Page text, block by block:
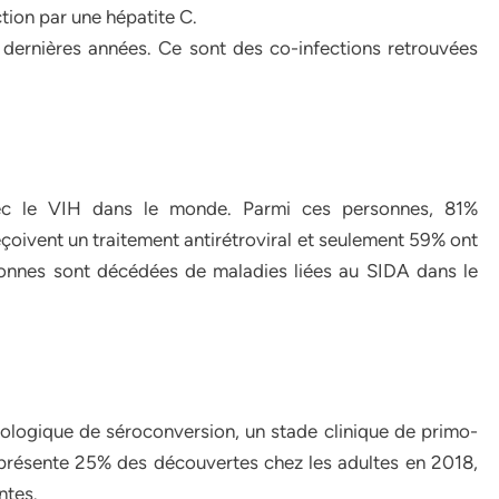
par une hépatite C.
années. Ce sont des co-infections retrouvées
le VIH dans le monde. Parmi ces personnes, 81%
un traitement antirétroviral et seulement 59% ont
sont décédées de maladies liées au SIDA dans le
de séroconversion, un stade clinique de primo-
25% des découvertes chez les adultes en 2018,